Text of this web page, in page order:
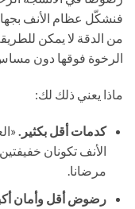
فنشكّل عظام الأنف
من الدقة لا يمكن
الرخوة فوقها دون
ماذا يعني ذلك لك:
كدمات أقل بكثير.
الأنف تكونان
مرضانا.
رضوض أقل وأمان